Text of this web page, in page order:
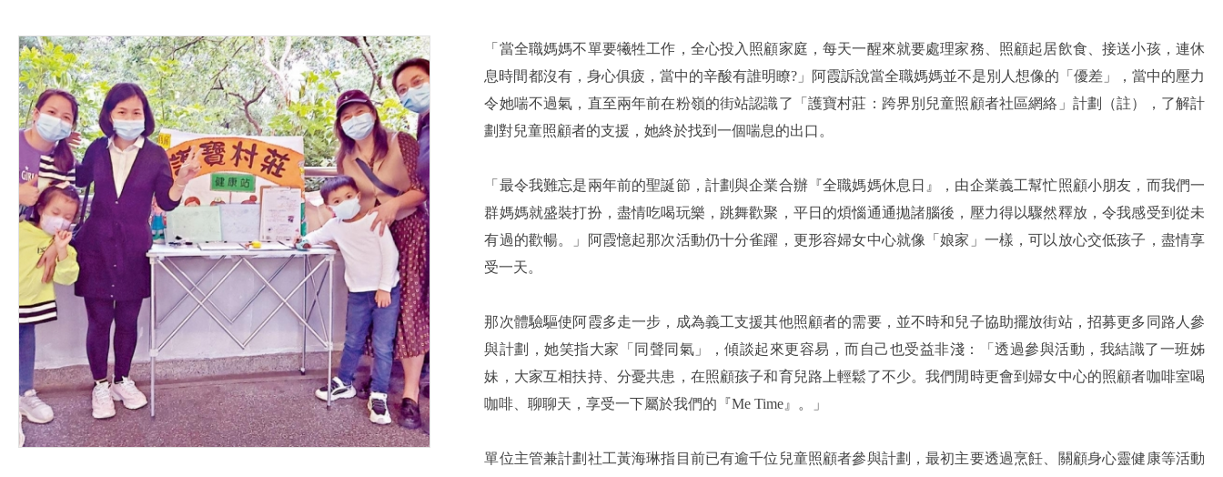
「當全職媽媽不單要犧牲工作，全心投入照顧家庭，每天一醒來就要處理家務、照顧起居飲食、接送小孩，連休
息時間都沒有，身心俱疲，當中的辛酸有誰明瞭?」阿霞訴說當全職媽媽並不是別人想像的「優差」，當中的壓力
令她喘不過氣，直至兩年前在粉嶺的街站認識了「護寶村莊：跨界別兒童照顧者社區網絡」計劃（註），了解計
劃對兒童照顧者的支援，她終於找到一個喘息的出口。
「最令我難忘是兩年前的聖誕節，計劃與企業合辦『全職媽媽休息日』，由企業義工幫忙照顧小朋友，而我們一
群媽媽就盛裝打扮，盡情吃喝玩樂，跳舞歡聚，平日的煩惱通通拋諸腦後，壓力得以驟然釋放，令我感受到從未
有過的歡暢。」阿霞憶起那次活動仍十分雀躍，更形容婦女中心就像「娘家」一樣，可以放心交低孩子，盡情享
受一天。
那次體驗驅使阿霞多走一步，成為義工支援其他照顧者的需要，並不時和兒子協助擺放街站，招募更多同路人參
與計劃，她笑指大家「同聲同氣」，傾談起來更容易，而自己也受益非淺：「透過參與活動，我結識了一班姊
妹，大家互相扶持、分憂共患，在照顧孩子和育兒路上輕鬆了不少。我們閒時更會到婦女中心的照顧者咖啡室喝
咖啡、聊聊天，享受一下屬於我們的『Me Time』。」
單位主管兼計劃社工黃海琳指目前已有逾千位兒童照顧者參與計劃，最初主要透過烹飪、關顧身心靈健康等活動